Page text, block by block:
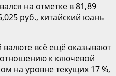
на отметке в 81,89
руб., китайский юань
всё ещё оказывают
к ключевой
на уровне текущих 17 %,